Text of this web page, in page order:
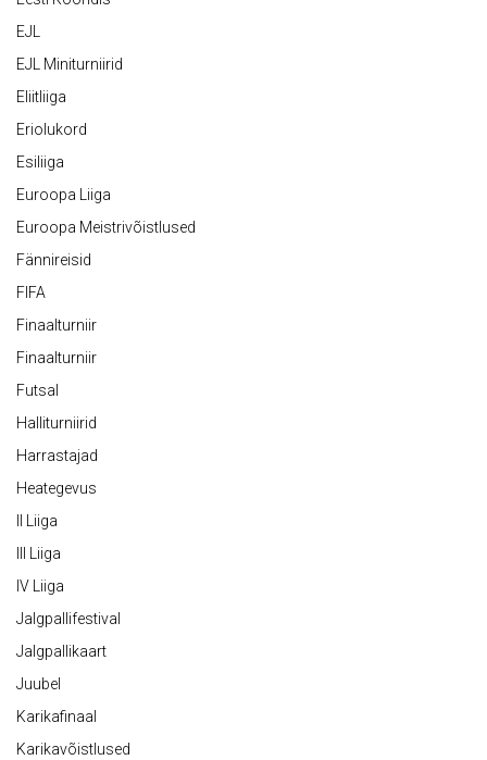
EJL
EJL Miniturniirid
Eliitliiga
Eriolukord
Esiliiga
Euroopa Liiga
Euroopa Meistrivõistlused
Fännireisid
FIFA
Finaalturniir
Finaalturniir
Futsal
Halliturniirid
Harrastajad
Heategevus
II Liiga
III Liiga
IV Liiga
Jalgpallifestival
Jalgpallikaart
Juubel
Karikafinaal
Karikavõistlused